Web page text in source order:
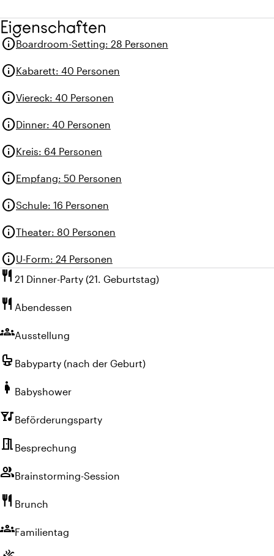
Eigenschaften
infoBoardroom-Setting: 28 Personen
infoKabarett: 40 Personen
infoViereck: 40 Personen
infoDinner: 40 Personen
infoKreis: 64 Personen
infoEmpfang: 50 Personen
infoSchule: 16 Personen
infoTheater: 80 Personen
infoU-Form: 24 Personen
restaurant 21 Dinner-Party (21. Geburtstag)
restaurant Abendessen
groupsAusstellung
crib Babyparty (nach der Geburt)
pregnant_woman Babyshower
nightlifeBeförderungsparty
meeting_room Besprechung
groupBrainstorming-Session
restaurant Brunch
groupsFamilientag